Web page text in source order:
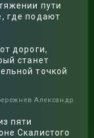
пути
где подают
дороги,
станет
точкой
Александр.
пяти
Скалистого